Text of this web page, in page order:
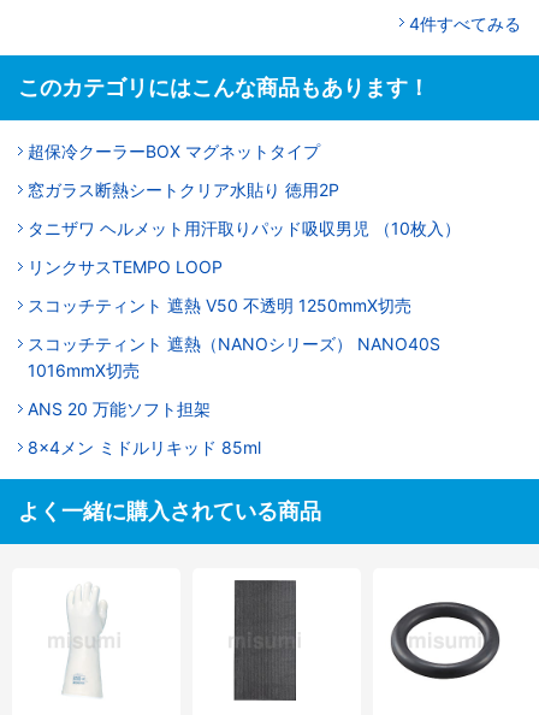
4件すべてみる
このカテゴリにはこんな商品もあります！
超保冷クーラーBOX マグネットタイプ
窓ガラス断熱シートクリア水貼り 徳用2P
タニザワ ヘルメット用汗取りパッド吸収男児 （10枚入）
リンクサスTEMPO LOOP
スコッチティント 遮熱 V50 不透明 1250mmX切売
スコッチティント 遮熱（NANOシリーズ） NANO40S
1016mmX切売
ANS 20 万能ソフト担架
8x4メン ミドルリキッド 85ml
よく一緒に購入されている商品